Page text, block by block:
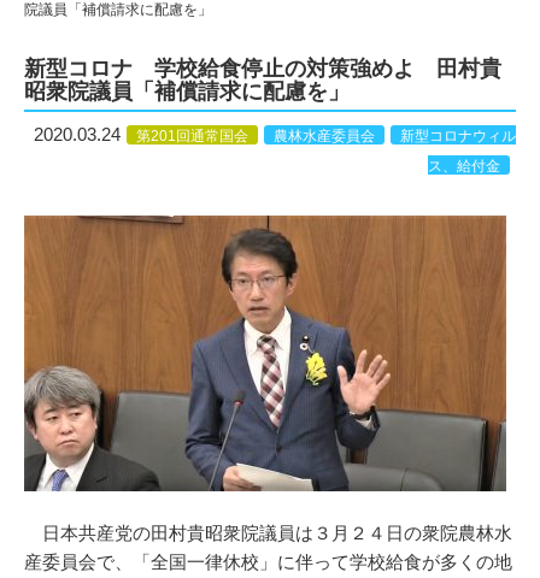
院議員「補償請求に配慮を」
新型コロナ 学校給食停止の対策強めよ 田村貴
昭衆院議員「補償請求に配慮を」
2020.03.24 第201回通常国会 農林水産委員会
新型コロナウィル
ス、給付金
日本共産党の田村貴昭衆院議員は３月２４日の衆院農林水
産委員会で、「全国一律休校」に伴って学校給食が多くの地